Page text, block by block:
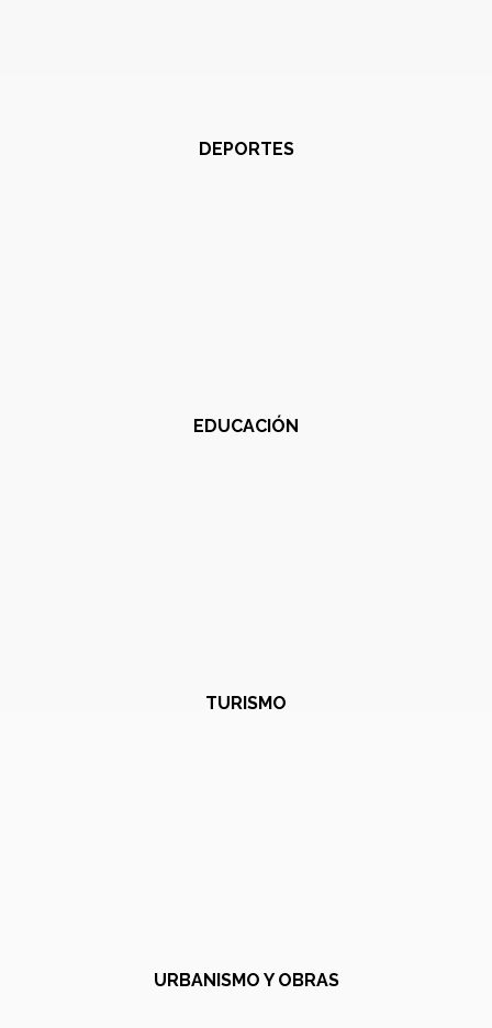
DEPORTES
EDUCACIÓN
TURISMO
URBANISMO Y OBRAS